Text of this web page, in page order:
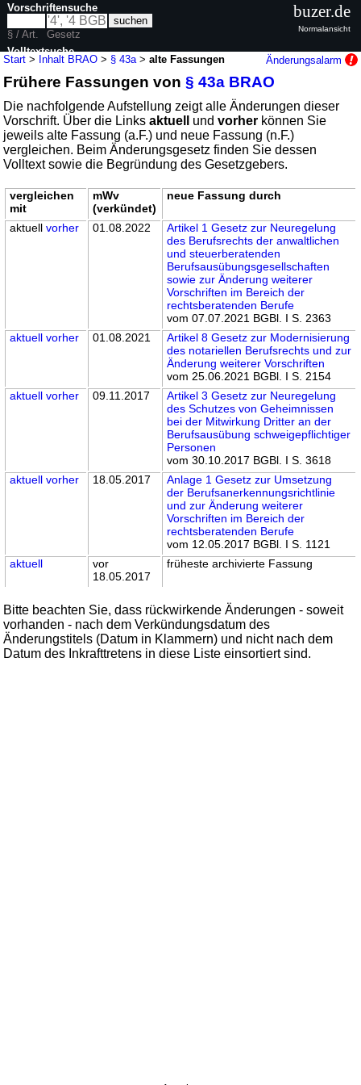
Start > Inhalt BRAO > § 43a >alte Fassungen Änderungsalarm
Frühere Fassungen von§ 43a BRAO
Die nachfolgende Aufstellung zeigt alle Änderungen dieser
Vorschrift. Über die Linksaktuell undvorher können Sie
jeweils alte Fassung (a.F.) und neue Fassung (n.F.)
vergleichen. Beim Änderungsgesetz finden Sie dessen
Volltext sowie die Begründung des Gesetzgebers.
vergleichen
mit
mWv
(verkündet)
neue Fassung durch
aktuellvorher 01.08.2022
Artikel 1 Gesetz zur Neuregelung
des Berufsrechts der anwaltlichen
und steuerberatenden
Berufsausübungsgesellschaften
sowie zur Änderung weiterer
Vorschriften im Bereich der
rechtsberatenden Berufe
vom 07.07.2021 BGBl. I S. 2363
aktuell vorher 01.08.2021
Artikel 8 Gesetz zur Modernisierung
des notariellen Berufsrechts und zur
Änderung weiterer Vorschriften
vom 25.06.2021 BGBl. I S. 2154
aktuell vorher 09.11.2017
Artikel 3 Gesetz zur Neuregelung
des Schutzes von Geheimnissen
bei der Mitwirkung Dritter an der
Berufsausübung schweigepflichtiger
Personen
vom 30.10.2017 BGBl. I S. 3618
aktuell vorher 18.05.2017
Anlage 1 Gesetz zur Umsetzung
der Berufsanerkennungsrichtlinie
und zur Änderung weiterer
Vorschriften im Bereich der
rechtsberatenden Berufe
vom 12.05.2017 BGBl. I S. 1121
aktuell
vor
18.05.2017
früheste archivierte Fassung
Bitte beachten Sie, dass rückwirkende Änderungen - soweit
vorhanden - nach dem Verkündungsdatum des
Änderungstitels (Datum in Klammern) und nicht nach dem
Datum des Inkrafttretens in diese Liste einsortiert sind.
Vorschriftensuche
§ / Art.
Gesetz
Volltextsuche
nur in BRAO
buzer.de
Normalansicht